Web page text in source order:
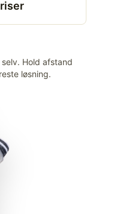
Hold afstand
løsning.